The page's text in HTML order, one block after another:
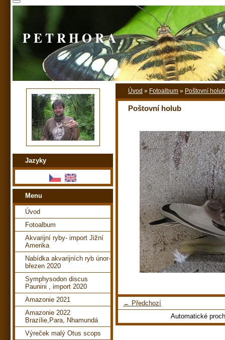
P E T R H O R A
Úvod » Fotoalbum » Poštovní
Poštovní holub
← Předchozí
Automatické
Jazyky
Menu
Úvod
Fotoalbum
Akvarijní ryby- import Jižní
Amerika
Nabídka akvarijních ryb únor-
březen 2020
Symphysodon discus
Paunini , import 2020
Amazonie 2021
Amazonie 2022
Brazílie,Para, Nhamundá
Výreček malý Otus scops